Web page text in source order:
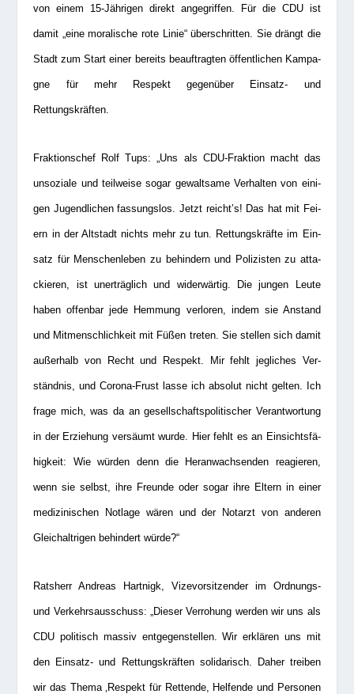
von einem 15-Jäh­ri­gen direkt ange­grif­fen. Für die CDU ist
damit „eine mora­li­sche rote Linie“ über­schrit­ten. Sie drängt die
Stadt zum Start einer bereits beauf­trag­ten öffent­li­chen Kam­pa­
gne für mehr Respekt gegen­über Ein­satz- und
Rettungskräften.
Frak­ti­ons­chef Rolf Tups: „Uns als CDU-Frak­tion macht das
unso­ziale und teil­weise sogar gewalt­same Ver­hal­ten von eini­
gen Jugend­li­chen fas­sungs­los. Jetzt reicht’s! Das hat mit Fei­
ern in der Alt­stadt nichts mehr zu tun. Ret­tungs­kräfte im Ein­
satz für Men­schen­le­ben zu behin­dern und Poli­zis­ten zu atta­
ckie­ren, ist uner­träg­lich und wider­wär­tig. Die jun­gen Leute
haben offen­bar jede Hem­mung ver­lo­ren, indem sie Anstand
und Mit­mensch­lich­keit mit Füßen tre­ten. Sie stel­len sich damit
außer­halb von Recht und Respekt. Mir fehlt jeg­li­ches Ver­
ständ­nis, und Corona-Frust lasse ich abso­lut nicht gel­ten. Ich
frage mich, was da an gesell­schafts­po­li­ti­scher Ver­ant­wor­tung
in der Erzie­hung ver­säumt wurde. Hier fehlt es an Ein­sichts­fä­
hig­keit: Wie wür­den denn die Her­an­wach­sen­den reagie­ren,
wenn sie selbst, ihre Freunde oder sogar ihre Eltern in einer
medi­zi­ni­schen Not­lage wären und der Not­arzt von ande­ren
Gleich­alt­ri­gen behin­dert würde?“
Rats­herrAndreas Hart­nigk , Vize­vor­sit­zen­der im Ord­nungs-
und Ver­kehrs­aus­schuss: „Die­ser Ver­ro­hung wer­den wir uns als
CDU poli­tisch mas­siv ent­ge­gen­stel­len. Wir erklä­ren uns mit
den Ein­satz- und Ret­tungs­kräf­ten soli­da­risch. Daher trei­ben
wir das Thema ‚Respekt für Ret­tende, Hel­fende und Per­so­nen